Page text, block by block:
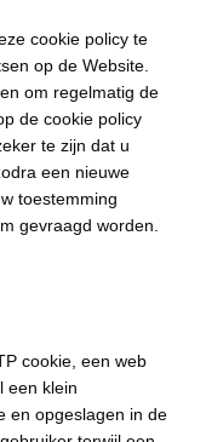
cookie policy te
op de Website.
om regelmatig de
de cookie policy
te zijn dat u
een nieuwe
toestemming
gevraagd worden.
cookie, een web
een klein
en opgeslagen in de